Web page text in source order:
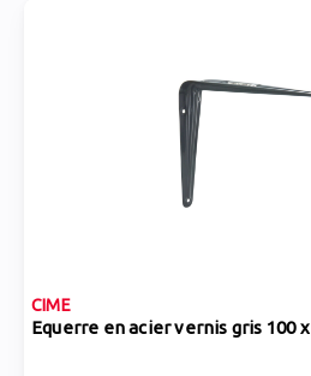
CIME
Equerre en acier vernis gris 100 x